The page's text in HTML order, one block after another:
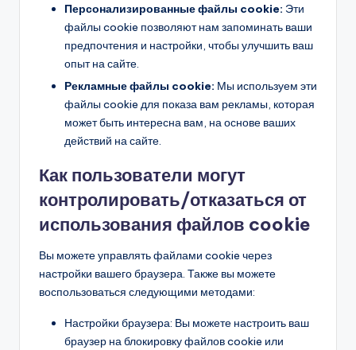
Персонализированные файлы cookie: Эти
файлы cookie позволяют нам запоминать ваши
предпочтения и настройки, чтобы улучшить ваш
опыт на сайте.
Рекламные файлы cookie: Мы используем эти
файлы cookie для показа вам рекламы, которая
может быть интересна вам, на основе ваших
действий на сайте.
Как пользователи могут
контролировать/отказаться от
использования файлов cookie
Вы можете управлять файлами cookie через
настройки вашего браузера. Также вы можете
воспользоваться следующими методами:
Настройки браузера: Вы можете настроить ваш
браузер на блокировку файлов cookie или